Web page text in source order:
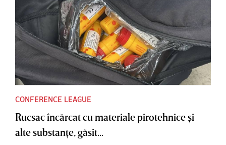
CONFERENCE LEAGUE
Rucsac încărcat cu materiale pirotehnice şi
alte substanţe, găsit...